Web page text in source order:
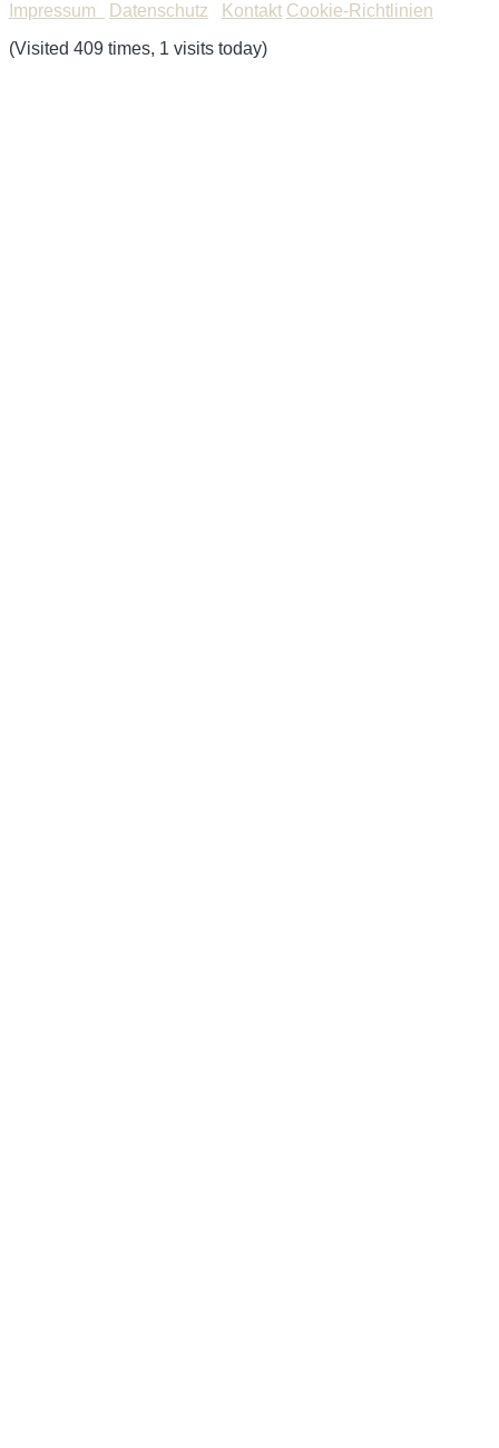
Impressum
Datenschutz Kontakt Cookie-Richtlinien
(Visited 409 times, 1 visits today)